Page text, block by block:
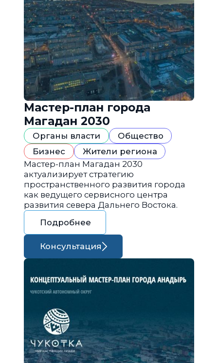
Мастер-план города
Магадан 2030
Органы власти
Общество
Бизнес
Жители региона
Мастер-план Магадан 2030
актуализирует стратегию
пространственного развития города
как ведущего сервисного центра
развития севера Дальнего Востока.
Подробнее
Консультация